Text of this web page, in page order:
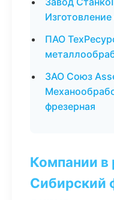
ПАО
ЗАО Союз
фрезерная
Компании в
Сибирский